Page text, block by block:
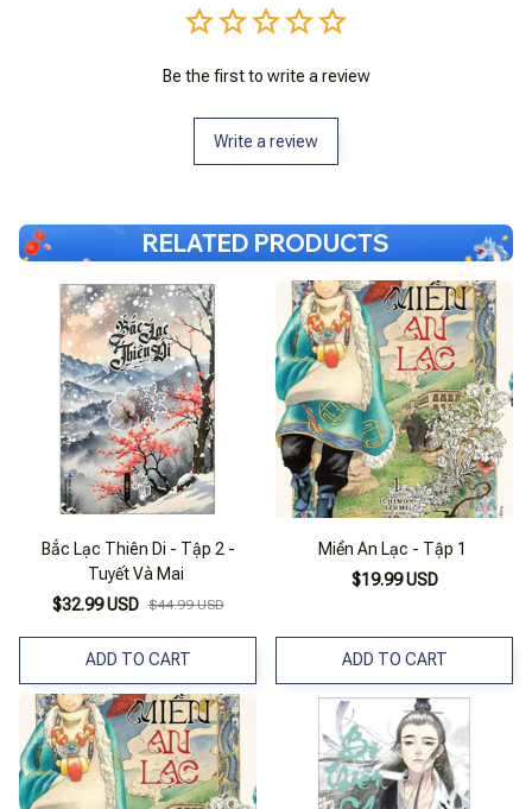
Be the first to write a review
Write a review
RELATED PRODUCTS
Bắc Lạc Thiên Di - Tập 2 -
Tuyết Và Mai
$32.99 USD $44.99 USD
ADD TO CART
Miền An Lạc - Tập 1
$19.99 USD
ADD TO CART